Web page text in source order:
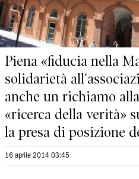
Piena «fiducia nella
solidarietà
anche un richiamo
«ricerca della verità»
la presa di posizione
16 aprile 2014 03:45